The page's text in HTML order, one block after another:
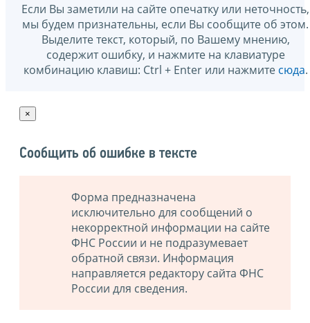
Если Вы заметили на сайте опечатку или неточность,
мы будем признательны, если Вы сообщите об этом.
Выделите текст, который, по Вашему мнению,
содержит ошибку, и нажмите на клавиатуре
комбинацию клавиш: Ctrl + Enter или нажмите сюда.
×
Сообщить об ошибке в тексте
Форма предназначена
исключительно для сообщений о
некорректной информации на сайте
ФНС России и не подразумевает
обратной связи. Информация
направляется редактору сайта ФНС
России для сведения.